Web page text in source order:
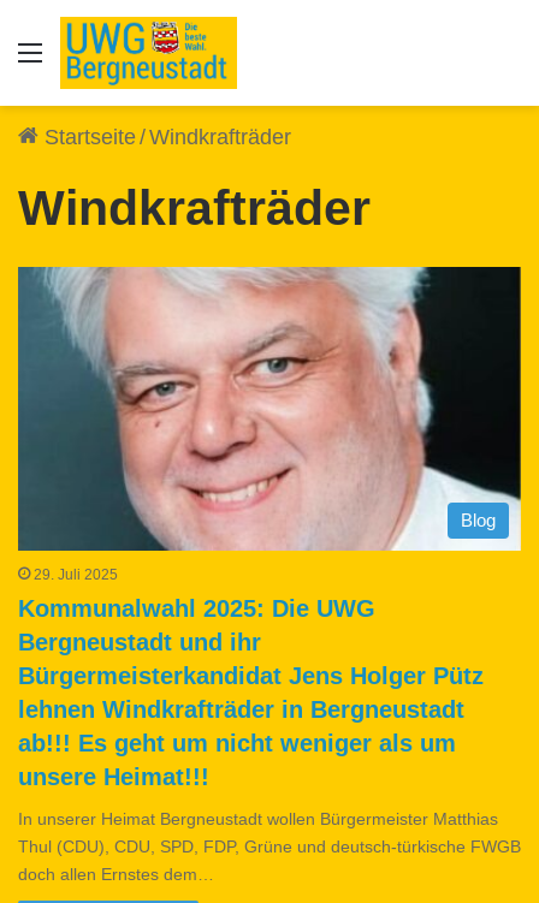
Auswahl
Startseite/Windkrafträder
Windkrafträder
Blog
29. Juli 2025
Kommunalwahl 2025: Die UWG
Bergneustadt und ihr
Bürgermeisterkandidat Jens Holger Pütz
lehnen Windkrafträder in Bergneustadt
ab!!! Es geht um nicht weniger als um
unsere Heimat!!!
In unserer Heimat Bergneustadt wollen Bürgermeister Matthias
Thul (CDU), CDU, SPD, FDP, Grüne und deutsch-türkische FWGB
doch allen Ernstes dem…